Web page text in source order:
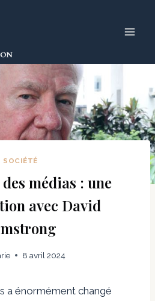
SOCIÉTÉ
médias : une
avec David
8 avril 2024
a énormément changé